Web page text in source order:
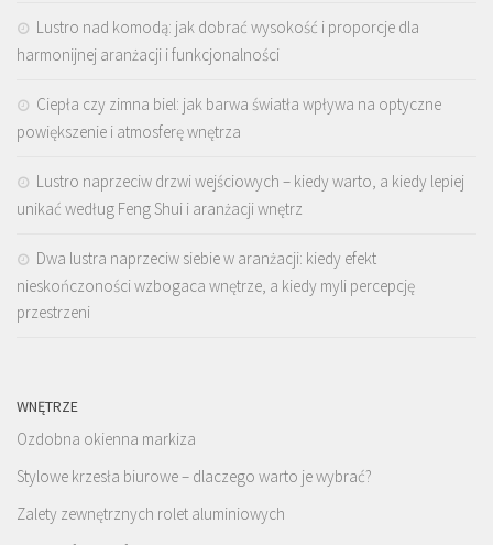
Lustro nad komodą: jak dobrać wysokość i proporcje dla
harmonijnej aranżacji i funkcjonalności
Ciepła czy zimna biel: jak barwa światła wpływa na optyczne
powiększenie i atmosferę wnętrza
Lustro naprzeciw drzwi wejściowych – kiedy warto, a kiedy lepiej
unikać według Feng Shui i aranżacji wnętrz
Dwa lustra naprzeciw siebie w aranżacji: kiedy efekt
nieskończoności wzbogaca wnętrze, a kiedy myli percepcję
przestrzeni
WNĘTRZE
Ozdobna okienna markiza
Stylowe krzesła biurowe – dlaczego warto je wybrać?
Zalety zewnętrznych rolet aluminiowych